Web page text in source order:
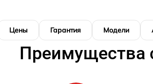
Цены Гарантия Модели
Преимущества